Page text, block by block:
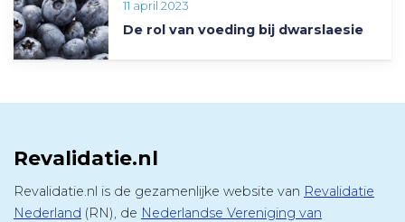
11 april 2023
De rol van voeding bij dwarslaesie
Revalidatie.nl
Revalidatie.nl is de gezamenlijke website van Revalidatie
Nederland (RN), de Nederlandse Vereniging van